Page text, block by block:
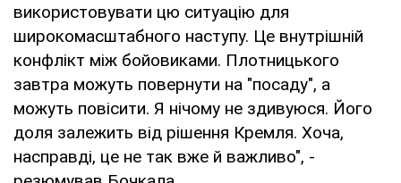
використовувати цю ситуацію для
широкомасштабного наступу. Це внутрішній
конфлікт між бойовиками. Плотницького
завтра можуть повернути на "посаду", а
можуть повісити. Я нічому не здивуюся. Його
доля залежить від рішення Кремля. Хоча,
насправді, це не так вже й важливо", -